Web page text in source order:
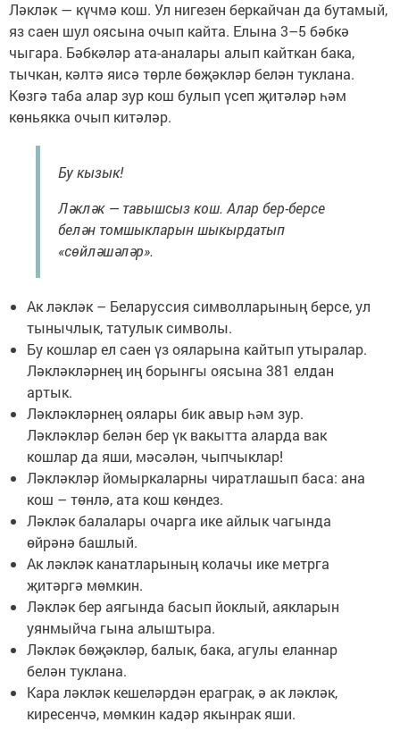
Ләкләк — күчмә кош. Ул нигезен беркайчан да бутамый,
яз саен шул оясына очып кайта. Елына 3–5 бәбкә
чыгара. Бәбкәләр ата-аналары алып кайткан бака,
тычкан, кәлтә яисә төрле бөҗәкләр белән туклана.
Көзгә таба алар зур кош булып үсеп җитәләр һәм
көньякка очып китәләр.
Бу кызык!
Ләкләк — тавышсыз кош. Алар бер-берсе
белән томшыкларын шыкырдатып
«сөйләшәләр».
Ак ләкләк – Беларуссия символларының берсе, ул
тынычлык, татулык символы.
Бу кошлар ел саен үз ояларына кайтып утыралар.
Ләкләкләрнең иң борынгы оясына 381 елдан
артык.
Ләкләкләрнең оялары бик авыр һәм зур.
Ләкләкләр белән бер үк вакытта аларда вак
кошлар да яши, мәсәлән, чыпчыклар!
Ләкләкләр йомыркаларны чиратлашып баса: ана
кош – төнлә, ата кош көндез.
Ләкләк балалары очарга ике айлык чагында
өйрәнә башлый.
Ак ләкләк канатларының колачы ике метрга
җитәргә мөмкин.
Ләкләк бер аягында басып йоклый, аякларын
уянмыйча гына алыштыра.
Ләкләк бөҗәкләр, балык, бака, агулы еланнар
белән туклана.
Кара ләкләк кешеләрдән ераграк, ә ак ләкләк,
киресенчә, мөмкин кадәр якынрак яши.